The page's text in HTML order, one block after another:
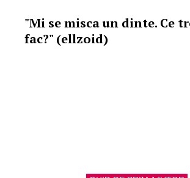
"Mi se misca un dinte. Ce
fac?" (ellzoid)